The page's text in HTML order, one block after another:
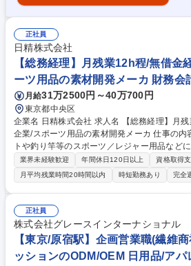
正社員
日精株式会社
【総務経理】月残業12h程/無借金
ーツ用品の素材開発メーカ 財務会
月給31万2500円～40万700円
東京都中央区
企業名 日精株式会社 求人名 【総務経理】月残業12h程/無借金経営の安定
企業/スポーツ用品の素材開発メーカ 仕事の内容 ●ゴルフクラブのシャフ
トや釣り竿等のスポーツ／レジャー用品など
とした素材を販売する当社にて、経理、総務
ク対応をメインにお任せします。 《具体的には》東京支店で発生する費用
処理・入力業務、月次決算の一部資料作成、
理、中途採用・新卒採用の人事業務、基幹シ
質問対応などを担当していただきます。幅広
スキルアップが可能です。専門性を深めるの
ルを幅広く習得したい方に最適な職場環境です。 募集職種 【総務
月残業12h程/無借金経営の安定企業/スポーツ
業界未経験歓迎 年間休日120日以上
資格取得
月平均残業時間20時間以内
時短勤務あり 完全
正社員
株式会社グレースインターナショナル
【東京/原宿駅】企画営業職(繊維
ッションのODM/OEM 日用品/アパ